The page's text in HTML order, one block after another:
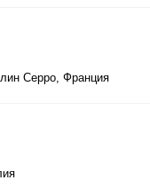
Серро, Франция